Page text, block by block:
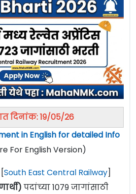
दिनांक: 19/05/26
in English for detailed Info
For English Version)
South East Central Railway]
पदांच्या 1079 जागांसाठी